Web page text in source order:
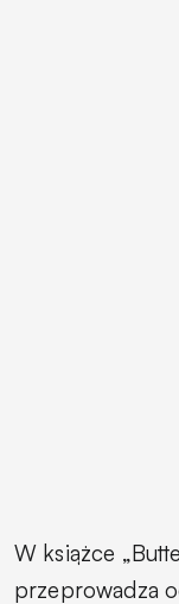
W książce
przeprowadza